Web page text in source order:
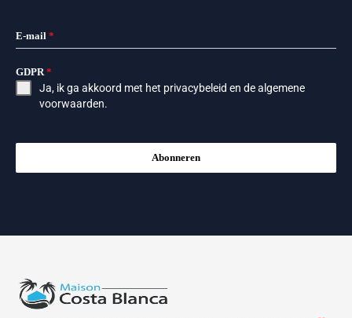
E-mail *
GDPR*
Ja, ik ga akkoord met het privacybeleid en dealgemene
voorwaarden.
Abonneren